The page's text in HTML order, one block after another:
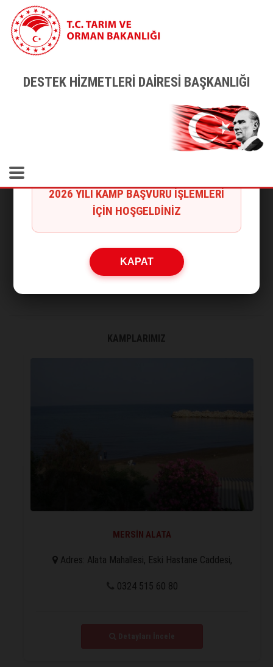
DESTEK HİZMETLERİ DAİRESİ BAŞKANLIĞI
Sonuç Sorgula
KAMPLARIMIZ
MERSİN ALATA
Adres: Alata Mahallesi, Eski Hastane Caddesi,
0324 515 60 80
2026 KAMP DUYURUSU
Destek Hizmetleri Dairesi Başkanlığı
2026 YILI KAMP BAŞVURU İŞLEMLERİ
İÇİN HOŞGELDİNİZ
KAPAT